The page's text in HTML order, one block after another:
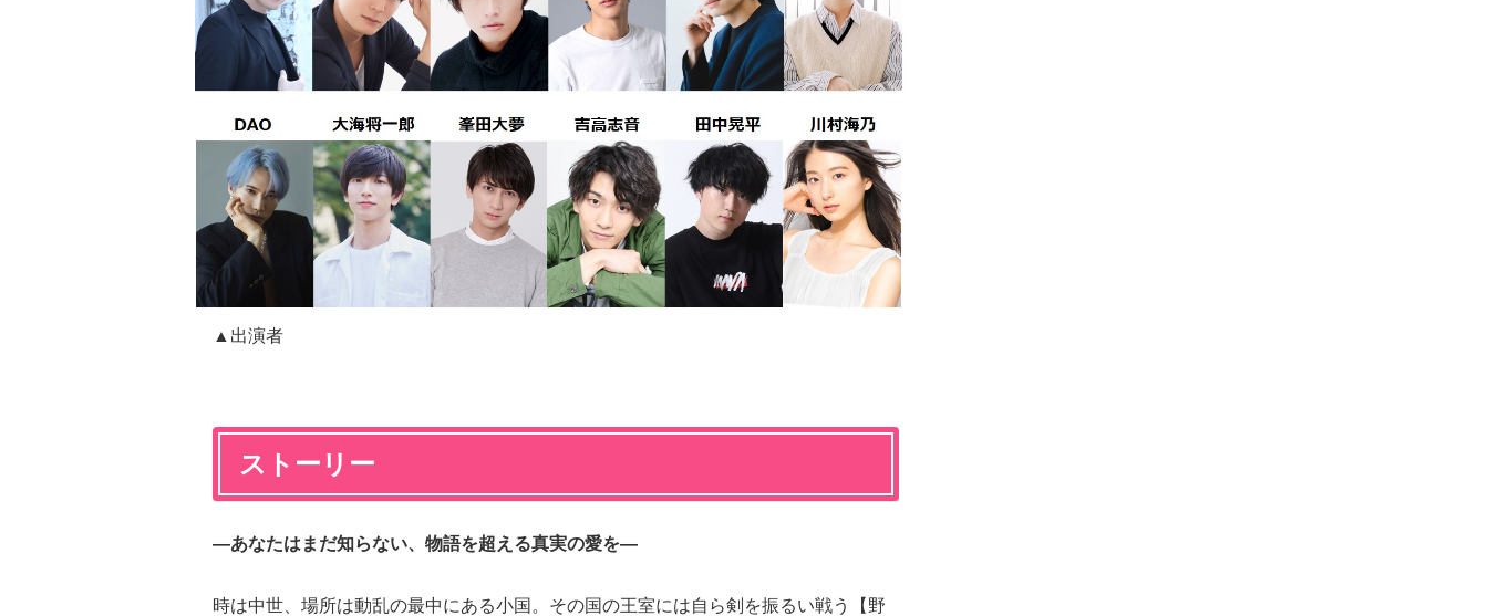
▲出演者
ストーリー
―あなたはまだ知らない、物語を超える真実の愛を―
時は中世、場所は動乱の最中にある小国。その国の王室には自ら剣を振るい戦う【野